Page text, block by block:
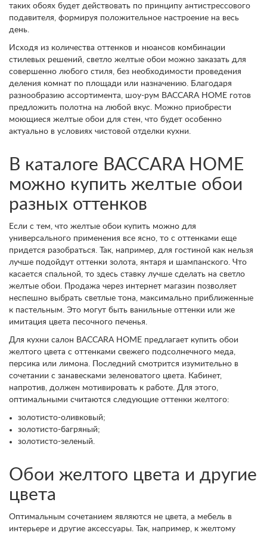
таких обоях будет действовать по принципу антистрессового
подавителя, формируя положительное настроение на весь
день.
Исходя из количества оттенков и нюансов комбинации
стилевых решений, светло желтые обои можно заказать для
совершенно любого стиля, без необходимости проведения
деления комнат по площади или назначению. Благодаря
разнообразию ассортимента, шоу-рум BACCARA HOME готов
предложить полотна на любой вкус. Можно приобрести
моющиеся желтые обои для стен, что будет особенно
актуально в условиях чистовой отделки кухни.
В каталоге BACCARA HOME
можно купить желтые обои
разных оттенков
Если с тем, что желтые обои купить можно для
универсального применения все ясно, то с оттенками еще
придется разобраться. Так, например, для гостиной как нельзя
лучше подойдут оттенки золота, янтаря и шампанского. Что
касается спальной, то здесь ставку лучше сделать на светло
желтые обои. Продажа через интернет магазин позволяет
неспешно выбрать светлые тона, максимально приближенные
к пастельным. Это могут быть ванильные оттенки или же
имитация цвета песочного печенья.
Для кухни салон BACCARA HOME предлагает купить обои
желтого цвета с оттенками свежего подсолнечного меда,
персика или лимона. Последний смотрится изумительно в
сочетании с занавесками зеленоватого цвета. Кабинет,
напротив, должен мотивировать к работе. Для этого,
оптимальными считаются следующие оттенки желтого:
золотисто-оливковый;
золотисто-багряный;
золотисто-зеленый.
Обои желтого цвета и другие
цвета
Оптимальным сочетанием являются не цвета, а мебель в
интерьере и другие аксессуары. Так, например, к желтому